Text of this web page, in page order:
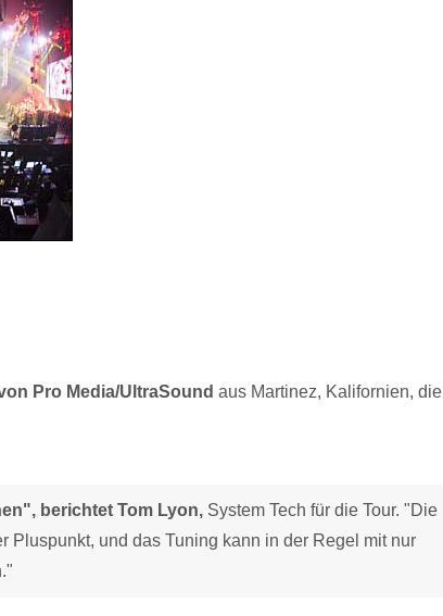
Pro Media/UltraSound aus Martinez, Kalifornien, die
berichtet Tom Lyon, System Tech für die Tour. "Die
und das Tuning kann in der Regel mit nur